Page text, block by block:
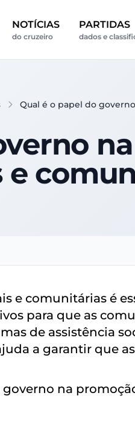
NOTÍCIAS
do cruzeiro
PARTIDAS
dados e
Qual é o papel do
e
e comunitárias é
para que as
de assistência
a garantir que
na